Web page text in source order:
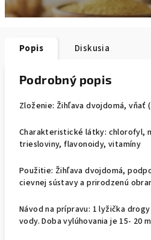
Popis Diskusia
Podrobný popis
Zloženie: Žihľava dvojdomá, vňať
Charakteristické látky: chlorofyl,
triesloviny, flavonoidy, vitamíny
Použitie: Žihľava dvojdomá,
cievnej sústavy a prirodzenú
Návod na prípravu: 1 lyžička
vody. Doba vylúhovania je 15- 20